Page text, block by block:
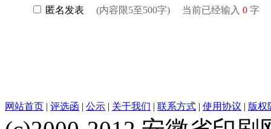
网站首页 | 评选函 | 公示 | 关于我们 | 联系方式 | 使用协议 | 版权